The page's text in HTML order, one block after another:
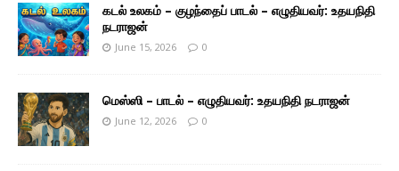
கடல் உலகம் – குழந்தைப் பாடல் – எழுதியவர்: உதயநிதி
நடராஜன்
June 15, 2026 0
மெஸ்ஸி – பாடல் – எழுதியவர்: உதயநிதி நடராஜன்
June 12, 2026 0